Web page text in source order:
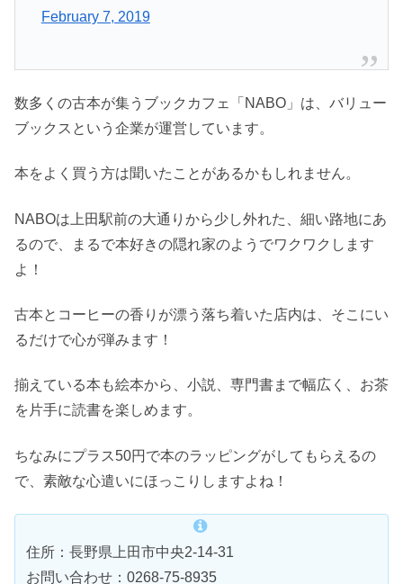
February 7, 2019
数多くの古本が集うブックカフェ「NABO」は、バリュー
ブックスという企業が運営しています。
本をよく買う方は聞いたことがあるかもしれません。
NABOは上田駅前の大通りから少し外れた、細い路地にあ
るので、まるで本好きの隠れ家のようでワクワクします
よ！
古本とコーヒーの香りが漂う落ち着いた店内は、そこにい
るだけで心が弾みます！
揃えている本も絵本から、小説、専門書まで幅広く、お茶
を片手に読書を楽しめます。
ちなみにプラス50円で本のラッピングがしてもらえるの
で、素敵な心遣いにほっこりしますよね！
住所：長野県上田市中央2-14-31
お問い合わせ：0268-75-8935